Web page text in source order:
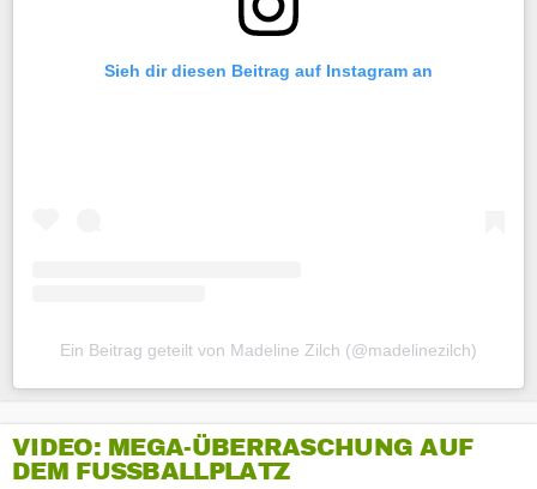
Sieh dir diesen Beitrag auf Instagram an
Ein Beitrag geteilt von Madeline Zilch (@madelinezilch)
VIDEO: MEGA-ÜBERRASCHUNG AUF
DEM FUSSBALLPLATZ